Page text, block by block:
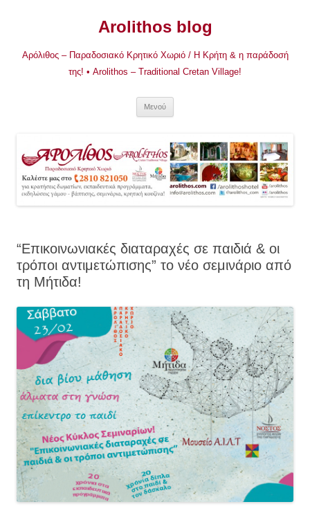
Arolithos blog
Αρόλιθος – Παραδοσιακό Κρητικό Χωριό / Η Κρήτη & η παράδοσή
της! • Arolithos – Traditional Cretan Village!
Μενού
“Επικοινωνιακές διαταραχές σε παιδιά & οι
τρόποι αντιμετώπισης” το νέο σεμινάριο από
τη Μήτιδα!